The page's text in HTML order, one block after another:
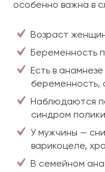
особенно важна в
Возраст
Беременность
Есть в
беременность,
Наблюдаются
синдром
У мужчины —
варикоцеле,
В семейном